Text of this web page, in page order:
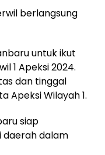
berlangsung
untuk ikut
1 Apeksi 2024.
dan tinggal
Apeksi Wilayah 1.
siap
dalam